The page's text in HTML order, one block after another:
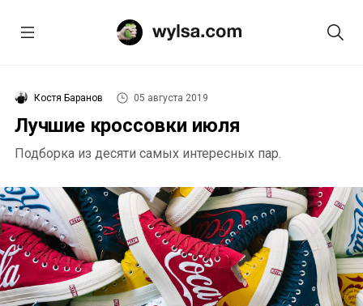
Костя Баранов 05 августа 2019
Лучшие кроссовки июля
Подборка из десяти самых интересных пар.